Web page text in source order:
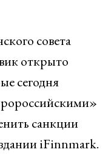
совета
открыто
сегодня
санкции
iFinnmark.